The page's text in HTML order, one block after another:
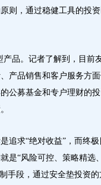
则，通过稳健工具的投
品。记者了解到，目前
产品销售和客户服务方
公募基金和专户理财的
求“绝对收益”，而终极
是“风险可控、策略精选
手段，通过安全垫投资